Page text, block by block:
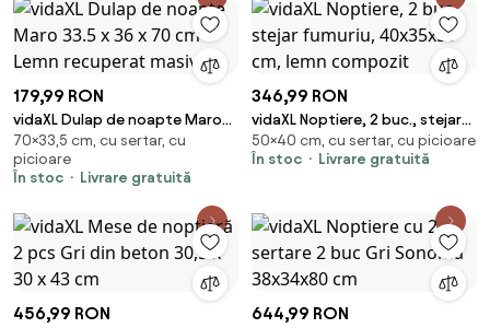
179,99 RON
vidaXL Dulap de noapte Maro
33.5 x 36 x 70 cm Lemn
recuperat masiv
70×33,5 cm, cu sertar, cu
picioare
În stoc
Livrare gratuită
346,99 RON
vidaXL Noptiere, 2 buc., stejar
fumuriu, 40x35x50 cm, lemn
compozit
50×40 cm, cu sertar, cu picioare
În stoc
Livrare gratuită
456,99 RON 644,99 RON